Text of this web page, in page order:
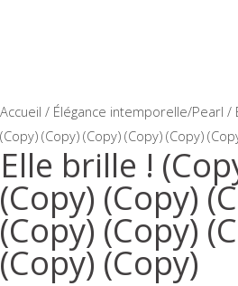
Accueil / Élégance intemporelle/Pearl /
(Copy) (Copy) (Copy) (Copy) (Copy)
Elle brille !
(Copy) (Copy)
(Copy) (Copy)
(Copy) (Copy)